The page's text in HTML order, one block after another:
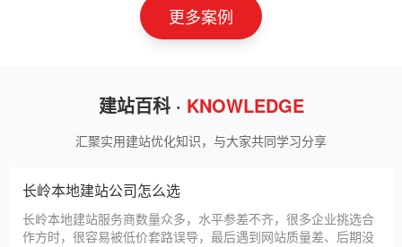
更多案例
建站百科 · KNOWLEDGE
汇聚实用建站优化知识，与大家共同学习分享
长岭本地建站公司怎么选
长岭本地建站服务商数量众多，水平参差不齐，很多企业挑选合
作方时，很容易被低价套路误导，最后遇到网站质量差、后期没